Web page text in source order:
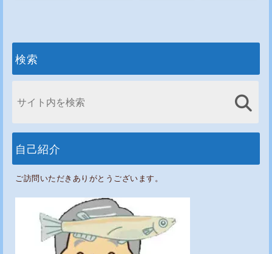
検索
自己紹介
ご訪問いただきありがとうございます。